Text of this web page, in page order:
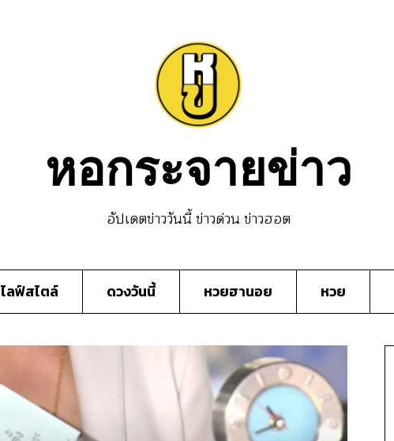
หอกระจายข่าว
อัปเดตข่าววันนี้ ข่าวด่วน ข่าวฮอต
ไลฟ์สไตล์ ดวงวันนี้ หวยฮานอย หวย